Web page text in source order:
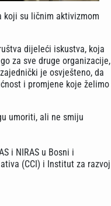
koji su ličnim aktivizmom
dijeleći iskustva, koja
za sve druge organizacije,
je osvješteno, da
i promjene koje želimo
umoriti, ali ne smiju
i NIRAS u Bosni i
(CCI) i Institut za razvoj